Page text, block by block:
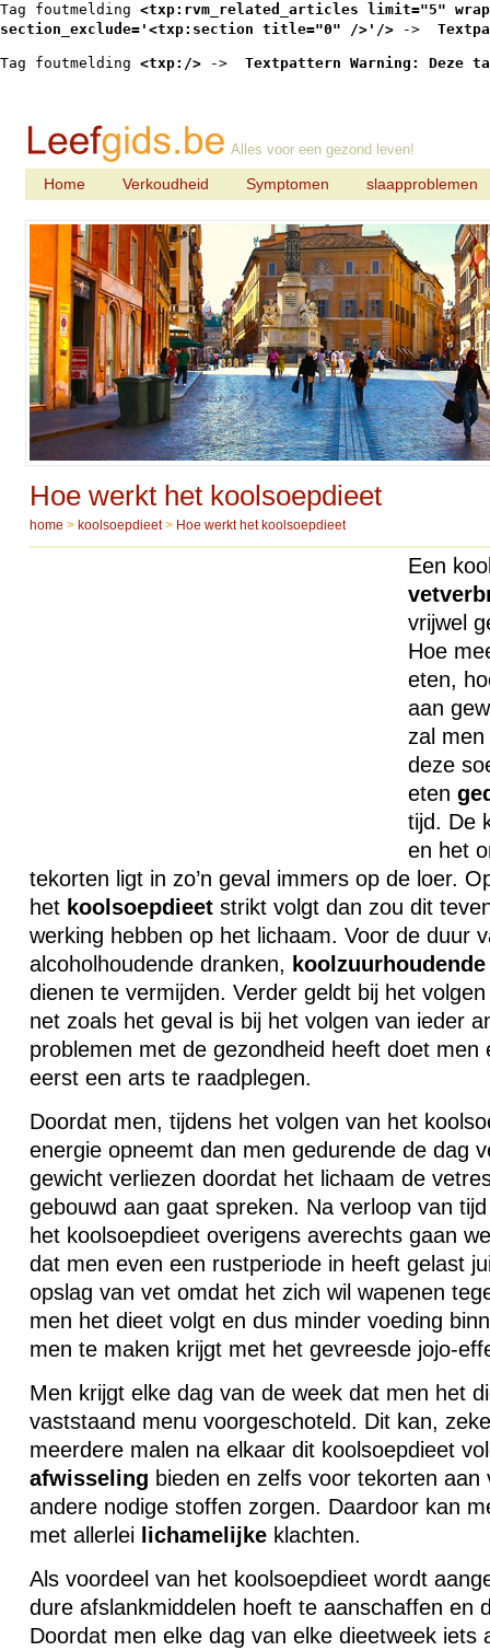
Tag foutmelding <txp:rvm_related_articles limit="5"
section_exclude='<txp:section title="0" />'/> ->
Tag foutmelding <txp:/> -> Textpattern Warning: Deze
Alles voor een gezond leven!
Home Verkoudheid Symptomen slaapproblemen
Hoe werkt het koolsoepdieet
home > koolsoepdieet> Hoe werkt het koolsoepdieet
Een
vrijwel
Hoe
eten,
aan
zal
deze
eten
tijd. De
en het
tekorten ligt in zo’n geval immers op de loer.
het koolsoepdieetstrikt volgt dan zou dit
werking hebben op het lichaam. Voor de duur
alcoholhoudende dranken, koolzuurhoudende
dienen te vermijden. Verder geldt bij het
net zoals het geval is bij het volgen van ieder
problemen met de gezondheid heeft doet men
eerst een arts te raadplegen.
Doordat men, tijdens het volgen van het
energie opneemt dan men gedurende de dag
gewicht verliezen doordat het lichaam de
gebouwd aan gaat spreken. Na verloop van
het koolsoepdieet overigens averechts gaan
dat men even een rustperiode in heeft gelast
opslag van vet omdat het zich wil wapenen
men het dieet volgt en dus minder voeding
men te maken krijgt met het gevreesde jojo-
Men krijgt elke dag van de week dat men het
vaststaand menu voorgeschoteld. Dit kan,
meerdere malen na elkaar dit koolsoepdieet
afwisseling bieden en zelfs voor tekorten
andere nodige stoffen zorgen. Daardoor kan
met allerlei lichamelijkeklachten.
Als voordeel van het koolsoepdieet wordt
dure afslankmiddelen hoeft te aanschaffen en
Doordat men elke dag van elke dieetweek iets